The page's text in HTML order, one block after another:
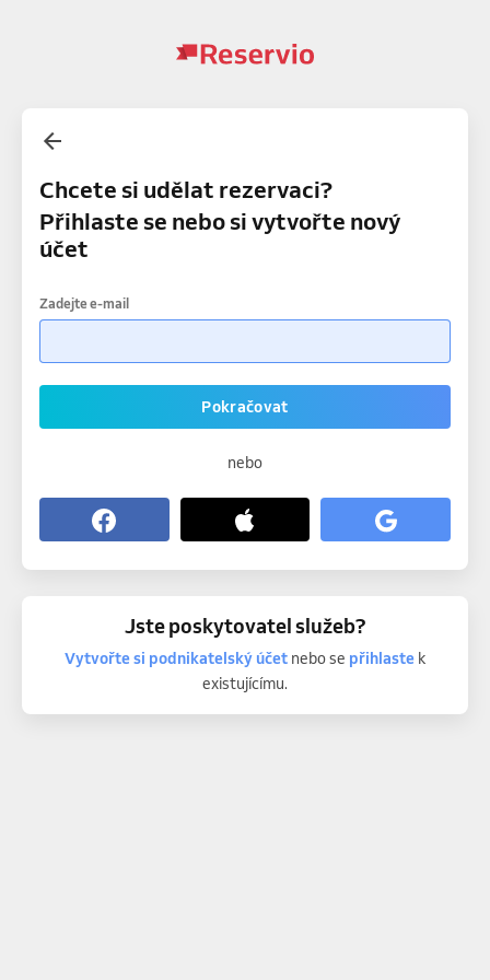
Chcete si udělat rezervaci?
Přihlaste se nebo si vytvořte nový
účet
Zadejte e-mail
Pokračovat
nebo
Jste poskytovatel služeb?
Vytvořte si podnikatelský účetnebo se přihlastek
existujícímu.